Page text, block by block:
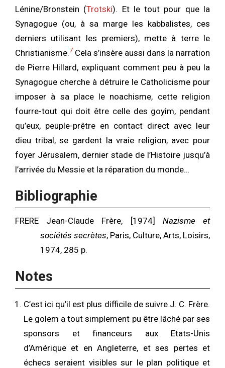
Lénine/Bronstein (Trotski). Et le tout pour que la
Synagogue (ou, à sa marge les kabbalistes, ces
derniers utilisant les premiers), mette à terre le
Christianisme.7 Cela s’insère aussi dans la narration
de Pierre Hillard, expliquant comment peu à peu la
Synagogue cherche à détruire le Catholicisme pour
imposer à sa place le noachisme, cette religion
fourre-tout qui doit être celle des goyim, pendant
qu’eux, peuple-prêtre en contact direct avec leur
dieu tribal, se gardent la vraie religion, avec pour
foyer Jérusalem, dernier stade de l’Histoire jusqu’à
l’arrivée du Messie et la réparation du monde…
Bibliographie
FRERE Jean-Claude Frère, [1974] Nazisme et
sociétés secrètes, Paris, Culture, Arts, Loisirs,
1974, 285 p.
Notes
C’est ici qu’il est plus difficile de suivre J. C. Frère.
Le golem a tout simplement pu être lâché par ses
sponsors et financeurs aux Etats-Unis
d’Amérique et en Angleterre, et ses pertes et
échecs seraient visibles sur le plan politique et